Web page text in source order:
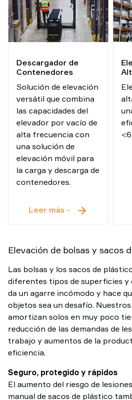
Descargador de
Contenedores
Solución de elevación
versátil que combina
las capacidades del
elevador por vacío de
alta frecuencia con
una solución de
elevación móvil para
la carga y descarga de
contenedores.
Leer más -
Descargador
Elevación de bolsas y sacos
Las bolsas y los sacos de
diferentes tipos de superficies y
da un agarre incómodo y hace
objetos sea un desafío.
amortizan solos en muy poco
reducción de las demandas de
trabajo y aumentos de la
eficiencia.
Seguro, protegido y rápidos
El aumento del riesgo de
manual de sacos de plástico